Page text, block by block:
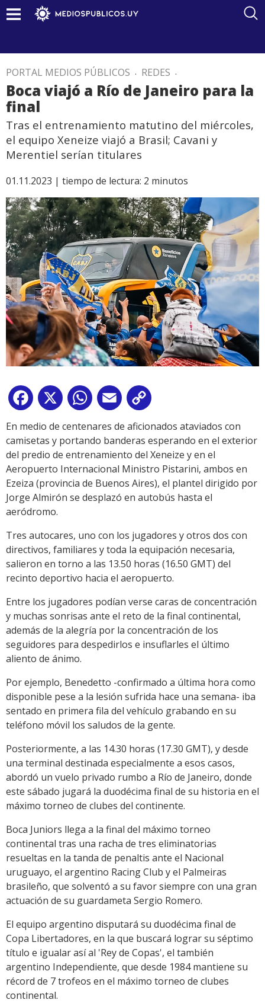
PORTAL MEDIOS PÚBLICOS . REDES .
Boca viajó a Río de Janeiro para la
final
Tras el entrenamiento matutino del miércoles,
el equipo Xeneize viajó a Brasil; Cavani y
Merentiel serían titulares
01.11.2023 | tiempo de lectura: 2 minutos
Facebook
X WhatsApp
Email
Link
En medio de centenares de aficionados ataviados con
camisetas y portando banderas esperando en el exterior
del predio de entrenamiento del Xeneize y en el
Aeropuerto Internacional Ministro Pistarini, ambos en
Ezeiza (provincia de Buenos Aires), el plantel dirigido por
Jorge Almirón se desplazó en autobús hasta el
aeródromo.
Tres autocares, uno con los jugadores y otros dos con
directivos, familiares y toda la equipación necesaria,
salieron en torno a las 13.50 horas (16.50 GMT) del
recinto deportivo hacia el aeropuerto.
Entre los jugadores podían verse caras de concentración
y muchas sonrisas ante el reto de la final continental,
además de la alegría por la concentración de los
seguidores para despedirlos e insuflarles el último
aliento de ánimo.
Por ejemplo, Benedetto -confirmado a última hora como
disponible pese a la lesión sufrida hace una semana- iba
sentado en primera fila del vehículo grabando en su
teléfono móvil los saludos de la gente.
Posteriormente, a las 14.30 horas (17.30 GMT), y desde
una terminal destinada especialmente a esos casos,
abordó un vuelo privado rumbo a Río de Janeiro, donde
este sábado jugará la duodécima final de su historia en el
máximo torneo de clubes del continente.
Boca Juniors llega a la final del máximo torneo
continental tras una racha de tres eliminatorias
resueltas en la tanda de penaltis ante el Nacional
uruguayo, el argentino Racing Club y el Palmeiras
brasileño, que solventó a su favor siempre con una gran
actuación de su guardameta Sergio Romero.
El equipo argentino disputará su duodécima final de
Copa Libertadores, en la que buscará lograr su séptimo
título e igualar así al 'Rey de Copas', el también
argentino Independiente, que desde 1984 mantiene su
récord de 7 trofeos en el máximo torneo de clubes
continental.